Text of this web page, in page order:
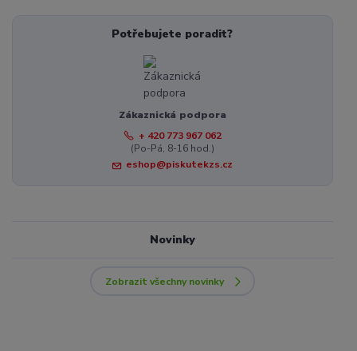
Potřebujete poradit?
Zákaznická podpora
+ 420 773 967 062
(Po-Pá, 8-16 hod.)
eshop@piskutekzs.cz
Novinky
Zobrazit všechny novinky